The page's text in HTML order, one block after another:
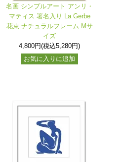
名画 シンプルアート アンリ・
マティス 署名入り La Gerbe
花束 ナチュラルフレーム Mサ
イズ
4,800円(税込5,280円)
お気に入りに追加